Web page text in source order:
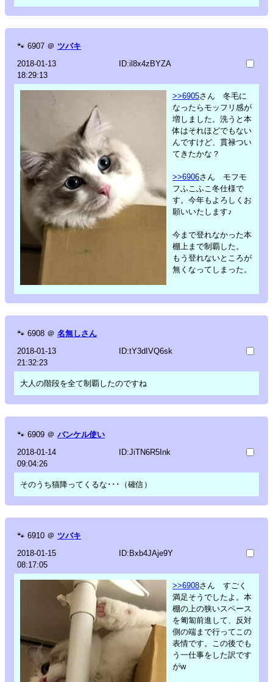
🐾 6907 ＠ ツバキ
2018-01-13
18:29:13
ID:il8x4zBYZA
>>6905さん 冬毛に
なったらモッフリ感が
増しました。洗うと本
体はそれほどでもない
んですけど、貫禄つい
てきたかな？
>>6906さん モフモ
フふこふこ冬仕様で
す。今年もよろしくお
願いいたします♪
今まで登れなかった本
棚上まで制覇した。
もう登れないところが
無くなってしまった。
🐾 6908 ＠ 名無しさん
2018-01-13
21:32:23
ID:tY3dIVQ6sk
大人の階段を全て制覇したのですね
🐾 6909 ＠ バンケル使い
2018-01-14
09:04:26
ID:JiTN6R5Ink
そのうち猫降ってくるな･･･（確信）
🐾 6910 ＠ ツバキ
2018-01-15
08:17:05
ID:Bxb4JAje9Y
>>6908さん すごく
満足そうでしたよ。本
棚の上の狭いスペース
を匍匐前進して、反対
側の端まで行ってこの
表情です。この後でも
う一仕事をした訳です
がw